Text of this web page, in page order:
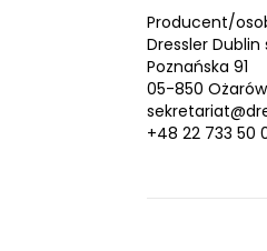
Producent/
Dressler Dublin
Poznańska 91
05-850
+48 22 733 50